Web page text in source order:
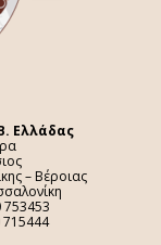
Ελλάδας
– Βέροιας
753453
715444